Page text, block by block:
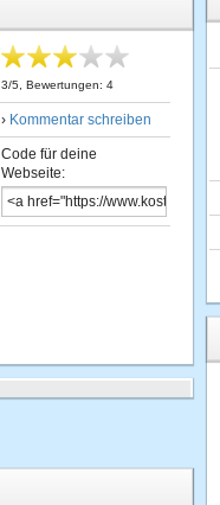
3/5 , Bewertungen: 4
› Kommentar schreiben
Code für deine
Webseite: